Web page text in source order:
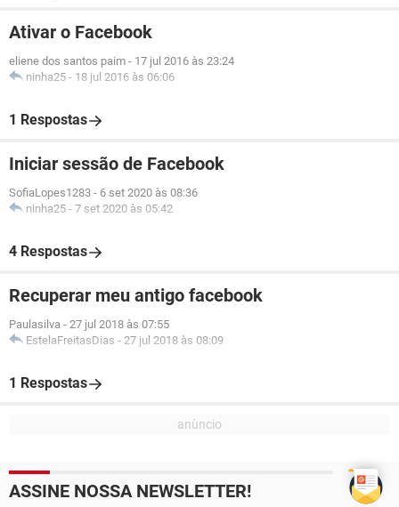
Ativar o Facebook
eliene dos santos paim - 17 jul 2016 às 23:24
ninha25 - 18 jul 2016 às 06:06
1 Respostas
Iniciar sessão de Facebook
SofiaLopes1283 - 6 set 2020 às 08:36
ninha25 - 7 set 2020 às 05:42
4 Respostas
Recuperar meu antigo facebook
Paulasilva - 27 jul 2018 às 07:55
EstelaFreitasDias - 27 jul 2018 às 08:09
1 Respostas
ASSINE NOSSA NEWSLETTER!